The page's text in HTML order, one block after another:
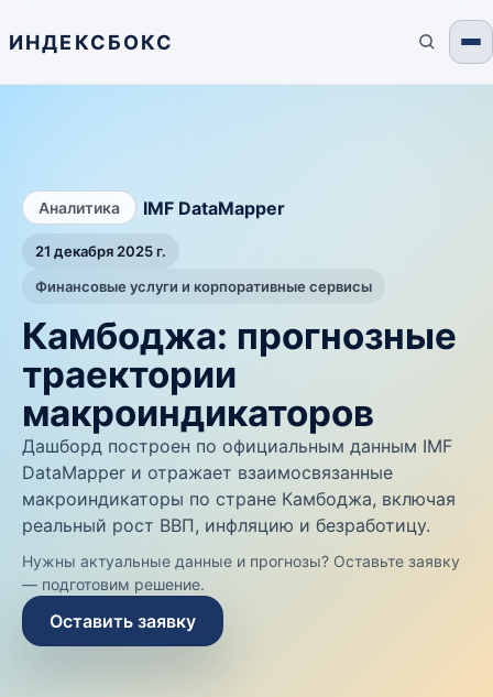
ИНДЕКСБОКС
Аналитика IMF DataMapper
21 декабря 2025 г.
Финансовые услуги и корпоративные сервисы
Камбоджа: прогнозные
траектории
макроиндикаторов
Дашборд построен по официальным данным IMF
DataMapper и отражает взаимосвязанные
макроиндикаторы по стране Камбоджа, включая
реальный рост ВВП, инфляцию и безработицу.
Нужны актуальные данные и прогнозы? Оставьте заявку
— подготовим решение.
Оставить заявку